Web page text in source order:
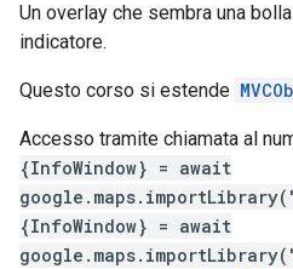
Un overlay che sembra una
indicatore.
Questo corso si estende
Accesso tramite chiamata al
{InfoWindow} = await
{InfoWindow} = await